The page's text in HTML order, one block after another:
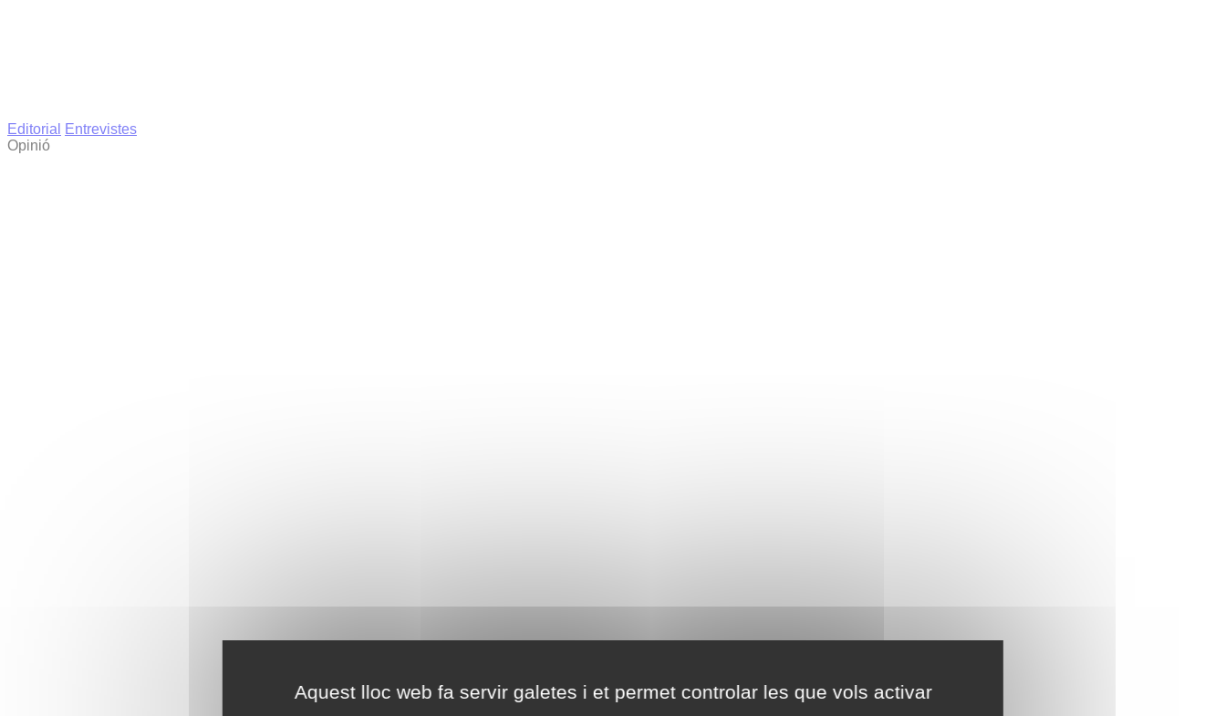
Aquest lloc web fa servir galetes i et permet controlar les que vols activar
Editorial
Entrevistes
Opinió